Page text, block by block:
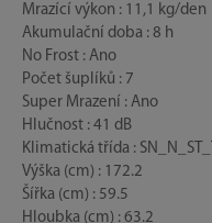
Mrazící výkon : 11,1 kg/den
Akumulační doba : 8 h
No Frost : Ano
Počet šuplíků : 7
Super Mrazení : Ano
Hlučnost : 41 dB
Klimatická třída : SN_N_ST_T
Výška (cm) : 172.2
Šířka (cm) : 59.5
Hloubka (cm) : 63.2